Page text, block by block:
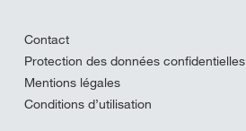
Contact
Protection des données confidentielles
Mentions légales
Conditions d’utilisation